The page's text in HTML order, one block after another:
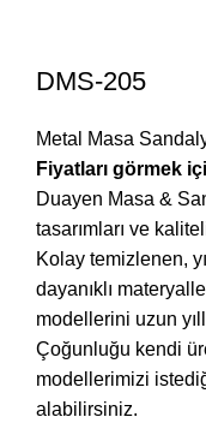
DMS-205
Metal Masa
Fiyatları görmek
Duayen Masa &
tasarımları ve
Kolay temizlenen,
dayanıklı
modellerini uzun
Çoğunluğu kendi
modellerimizi
alabilirsiniz.